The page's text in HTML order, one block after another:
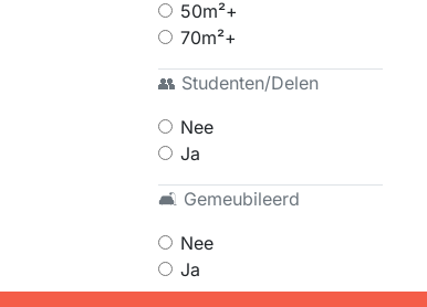
50m²+
70m²+
👥 Studenten/Delen
Nee
Ja
🛋 Gemeubileerd
Nee
Ja